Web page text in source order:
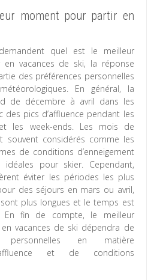
moment pour partir en
quel est le meilleur
vacances de ski, la réponse
des préférences personnelles
En général, la
de décembre à avril dans les
des pics d’affluence pendant les
les week-ends. Les mois de
souvent considérés comme les
de conditions d’enneigement
pour skier. Cependant,
éviter les périodes les plus
des séjours en mars ou avril,
plus longues et le temps est
En fin de compte, le meilleur
vacances de ski dépendra de
personnelles en matière
et de conditions